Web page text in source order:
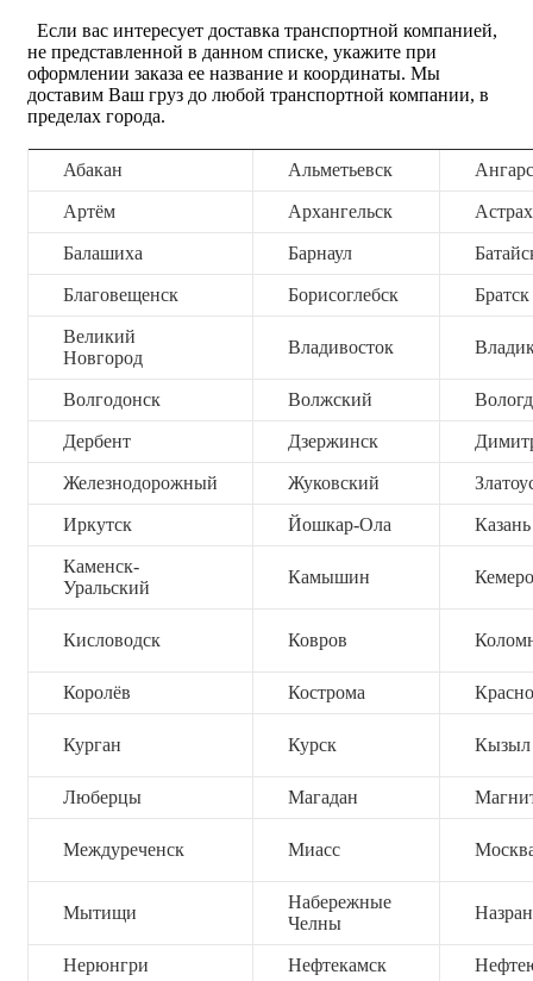
Если вас интересует доставка транспортной компанией,
не представленной в данном списке, укажите при
оформлении заказа ее название и координаты. Мы
доставим Ваш груз до любой транспортной компании, в
пределах города.
Абакан Альметьевск
Артём Архангельск
Балашиха Барнаул
Благовещенск Борисоглебск Братск
Великий
Новгород
Владивосток
Волгодонск Волжский
Дербент Дзержинск
Железнодорожный Жуковский
Иркутск Йошкар-Ола Казань
Каменск-
Уральский
Камышин
Кисловодск Ковров
Королёв Кострома
Курган Курск Кызыл
Люберцы Магадан
Междуреченск Миасс
Мытищи
Набережные
Челны
Нерюнгри Нефтекамск